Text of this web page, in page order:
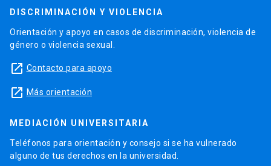
DISCRIMINACIÓN Y VIOLENCIA
Orientación y apoyo en casos de discriminación, violencia de
género o violencia sexual.
launch Contacto para apoyo
launch Más orientación
MEDIACIÓN UNIVERSITARIA
Teléfonos para orientación y consejo si se ha vulnerado
alguno de tus derechos en la universidad.